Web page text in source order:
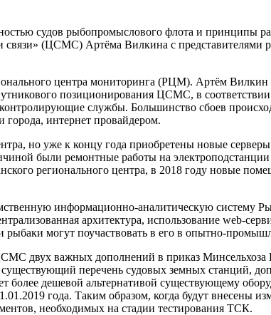
судов рыбопромыслового флота и
связи» (ЦСМС) Артёма Вилкина с
центра мониторинга (РЦМ). Артём Вилкин
позиционирования ЦСМС, в
службы. Большинство сбоев
интернет провайдером.
но уже к концу года приобретены новые
были ремонтные работы на электроподстанции
регионального центра, в 2018 году новые
информационно-аналитическую систему
архитектура, использование web-
рыбаки могут поучаствовать в его в опытно-
двух важных дополнений в приказ
перечень судовых земных станций,
более дешевой альтернативой существующему
года. Таким образом, когда будут внесены
необходимых на стадии тестирования ТСК.